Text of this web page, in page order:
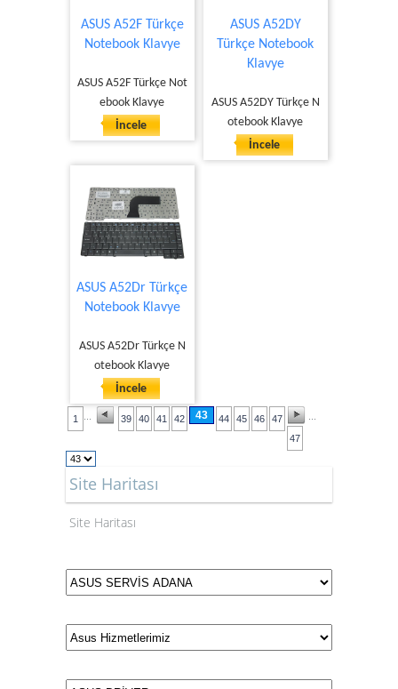
ASUS A52F Türkçe
Notebook Klavye
ASUS A52F Türkçe Not
ebook Klavye
İncele
ASUS A52DY
Türkçe Notebook
Klavye
ASUS A52DY Türkçe N
otebook Klavye
İncele
ASUS A52Dr Türkçe
Notebook Klavye
ASUS A52Dr Türkçe N
otebook Klavye
İncele
1 39 40 41 42 43 44 45 46 47
47
Site Haritası
Site Haritası